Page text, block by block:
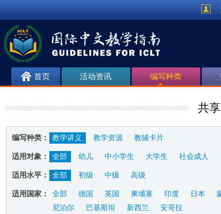
首页 活动资讯 编写种类
共
编写种类： 教学讲义 教学资源 教辅卡片
适用对象： 全部 幼儿 中小学生 大学生 社会成人
适用水平： 全部 初级 中级 高级
适用国家： 全部 德国 英国 柬埔寨 印度 日本
尼泊尔
巴基斯坦 新西兰 安哥拉